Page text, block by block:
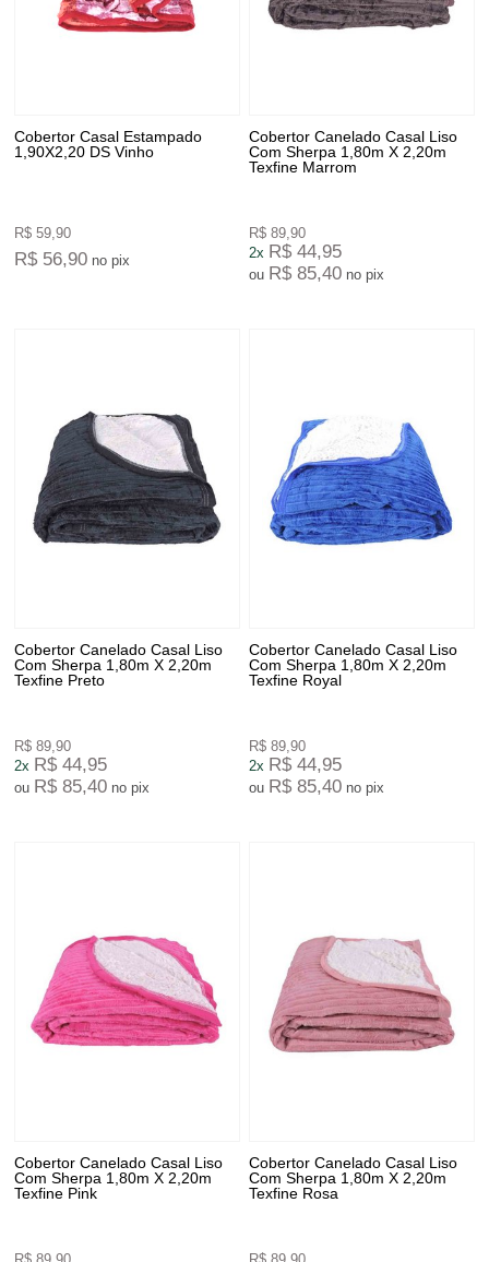
Cobertor Casal Estampado
1,90X2,20 DS Vinho
R$ 59,90
R$ 56,90 no pix
Cobertor Canelado Casal Liso
Com Sherpa 1,80m X 2,20m
Texfine Marrom
R$ 89,90
2x R$ 44,95
ou R$ 85,40 no pix
Cobertor Canelado Casal Liso
Com Sherpa 1,80m X 2,20m
Texfine Preto
R$ 89,90
2x R$ 44,95
ou R$ 85,40 no pix
Cobertor Canelado Casal Liso
Com Sherpa 1,80m X 2,20m
Texfine Royal
R$ 89,90
2x R$ 44,95
ou R$ 85,40 no pix
Cobertor Canelado Casal Liso
Com Sherpa 1,80m X 2,20m
Texfine Pink
Cobertor Canelado Casal Liso
Com Sherpa 1,80m X 2,20m
Texfine Rosa